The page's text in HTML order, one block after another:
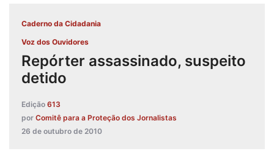
Caderno da Cidadania
Voz dos Ouvidores
Repórter assassinado, suspeito
detido
Edição 613
por Comitê para a Proteção dos Jornalistas
26 de outubro de 2010